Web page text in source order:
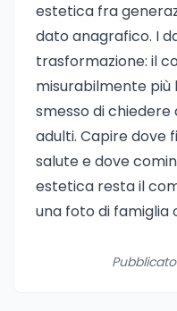
estetica fra
dato anagrafico. I
trasformazione: il
misurabilmente più
smesso di
adulti. Capire dove
salute e dove
estetica resta il
una foto di famiglia